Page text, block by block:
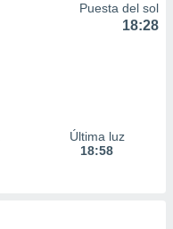
Puesta del sol
18:28
Última luz
18:58